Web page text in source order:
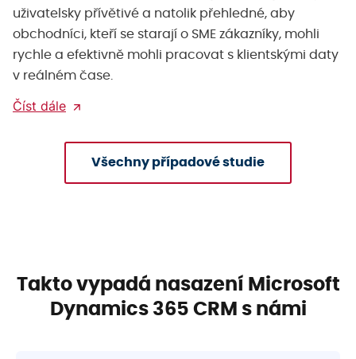
uživatelsky přívětivé a natolik přehledné, aby
obchodníci, kteří se starají o SME zákazníky, mohli
rychle a efektivně mohli pracovat s klientskými daty
v reálném čase.
Číst dále
Všechny případové studie
Takto vypadá nasazení Microsoft
Dynamics 365 CRM s námi